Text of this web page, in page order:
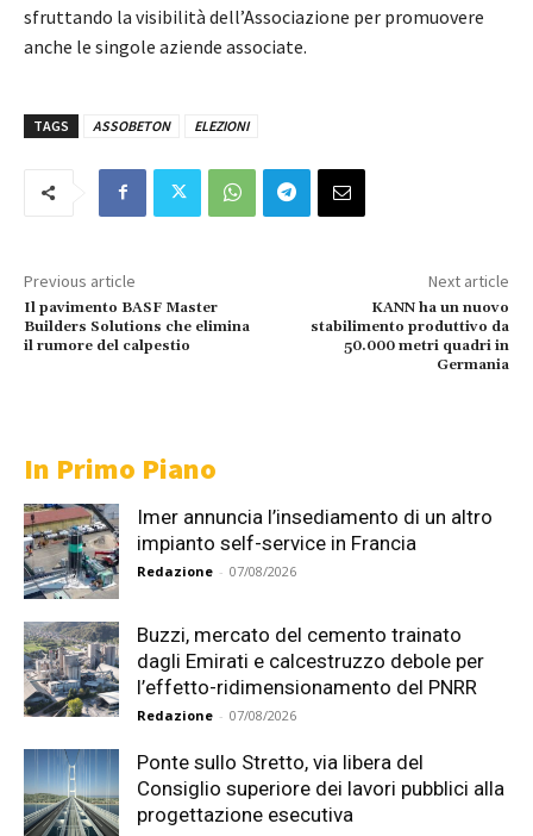
sfruttando la visibilità dell’Associazione per promuovere
anche le singole aziende associate.
TAGS ASSOBETON ELEZIONI
Previous article
Il pavimento BASF Master
Builders Solutions che elimina
il rumore del calpestio
Next article
KANN ha un nuovo
stabilimento produttivo da
50.000 metri quadri in
Germania
In Primo Piano
Imer annuncia l’insediamento di un altro
impianto self-service in Francia
Redazione - 07/08/2026
Buzzi, mercato del cemento trainato
dagli Emirati e calcestruzzo debole per
l’effetto-ridimensionamento del PNRR
Redazione - 07/08/2026
Ponte sullo Stretto, via libera del
Consiglio superiore dei lavori pubblici alla
progettazione esecutiva